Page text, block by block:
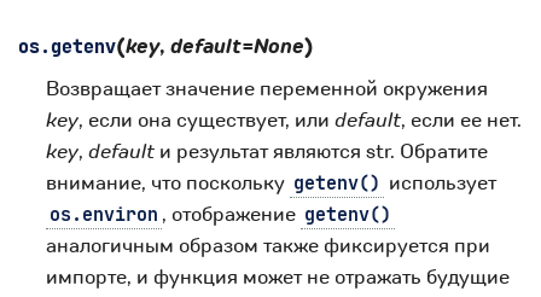
os. getenv(key, default=None)
Возвращает значение переменной окружения
key, если она существует, илиdefault, если ее нет.
key,default и результат являются str. Обратите
внимание, что поскольку getenv() использует
os.environ , отображение getenv()
аналогичным образом также фиксируется при
импорте, и функция может не отражать будущие